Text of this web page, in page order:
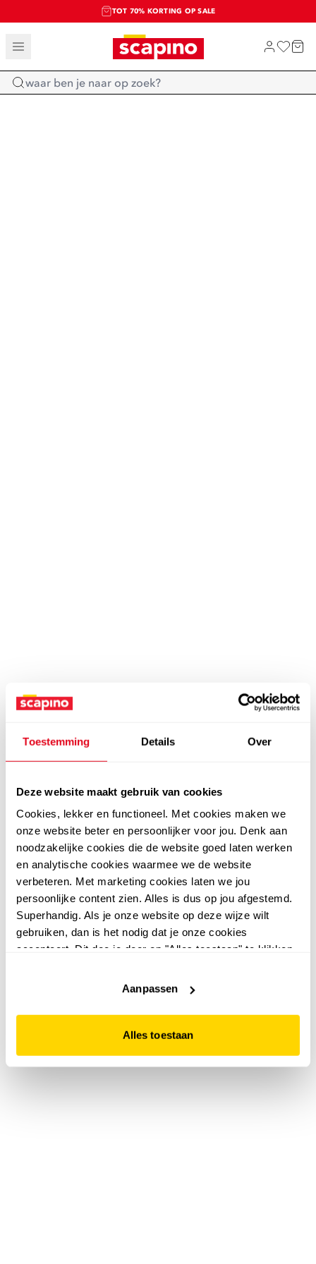
Toestemming Details Over
Deze website maakt gebruik van cookies
Cookies, lekker en functioneel. Met cookies maken we
onze website beter en persoonlijker voor jou. Denk aan
noodzakelijke cookies die de website goed laten werken
en analytische cookies waarmee we de website
verbeteren. Met marketing cookies laten we jou
persoonlijke content zien. Alles is dus op jou afgestemd.
Superhandig. Als je onze website op deze wijze wilt
gebruiken, dan is het nodig dat je onze cookies
accepteert. Dit doe je door op "Alles toestaan" te klikken.
website niet optimaal functioneert.
Aanpassen
Alles toestaan
TOT 70% KORTING OP SALE
SALE: LAATSTE KANS!
SHOP NIEUW
Home